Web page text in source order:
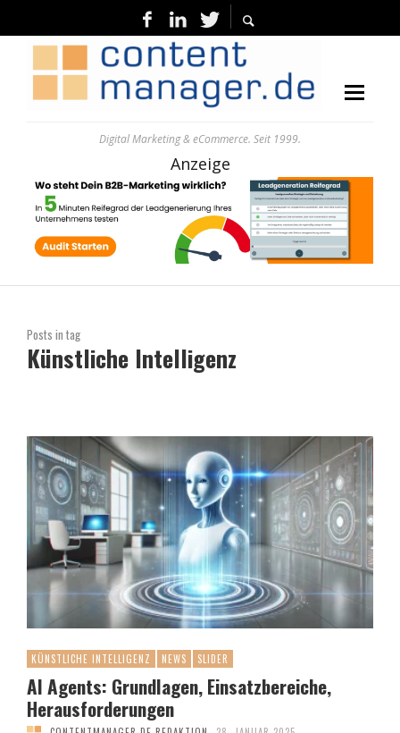
Digital Marketing & eCommerce. Seit 1999.
Anzeige
Posts in tag
Künstliche Intelligenz
KÜNSTLICHE INTELLIGENZ NEWS SLIDER
AI Agents: Grundlagen, Einsatzbereiche,
Herausforderungen